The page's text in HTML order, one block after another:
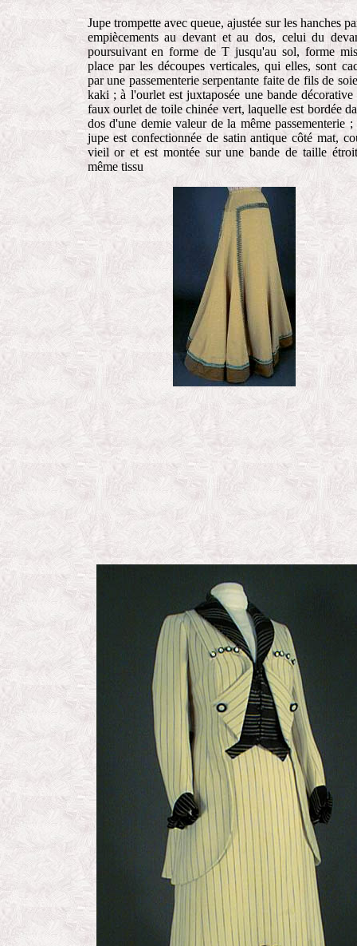
Jupe trompette avec queue, ajustée sur les hanches
empiècements au devant et au dos, celui du
poursuivant en forme de T jusqu'au sol, forme
place par les découpes verticales, qui elles, sont
par une passementerie serpentante faite de fils de
kaki ; à l'ourlet est juxtaposée une bande décorative
faux ourlet de toile chinée vert, laquelle est bordée
dos d'une demie valeur de la même passementerie ;
jupe est confectionnée de satin antique côté mat,
vieil or et est montée sur une bande de taille
même tissu